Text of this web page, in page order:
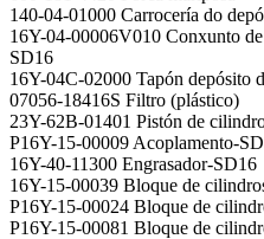
140-04-01000 Carrocería do
16Y-04-00006V010 Conxunto
SD16
16Y-04C-02000 Tapón depósito
07056-18416S Filtro (plástico)
23Y-62B-01401 Pistón de
P16Y-15-00009 Acoplamento-
16Y-40-11300 Engrasador-SD16
16Y-15-00039 Bloque de
P16Y-15-00024 Bloque de
P16Y-15-00081 Bloque de